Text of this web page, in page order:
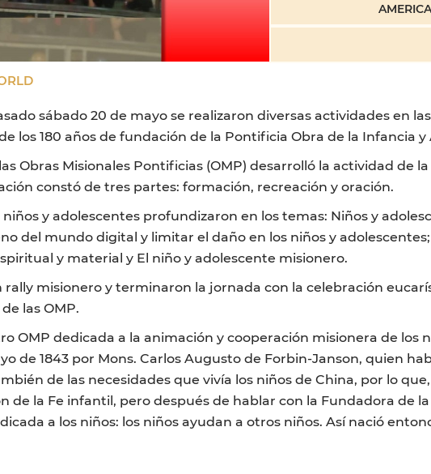
AMERICA
sábado 20 de mayo se realizaron diversas actividades en
los 180 años de fundación de la Pontificia Obra de la Infancia y
Obras Misionales Pontificias (OMP) desarrolló la actividad de
constó de tres partes: formación, recreación y oración.
y adolescentes profundizaron en los temas: Niños y
del mundo digital y limitar el daño en los niños y
y material y El niño y adolescente misionero.
misionero y terminaron la jornada con la celebración
las OMP.
OMP dedicada a la animación y cooperación misionera de los
de 1843 por Mons. Carlos Augusto de Forbin-Janson, quien
de las necesidades que vivía los niños de China, por lo
de la Fe infantil, pero después de hablar con la Fundadora de
a los niños: los niños ayudan a otros niños. Así nació